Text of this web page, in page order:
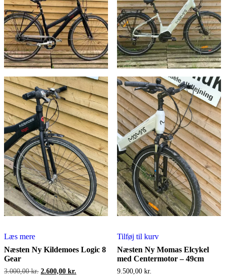
Læs mere
Næsten Ny Kildemoes Logic 8
Gear
3.000,00kr. Den
2.600,00 kr.
Tilføj til kurv
Næsten Ny Momas Elcykel
med Centermotor – 49cm
9.500,00 kr.